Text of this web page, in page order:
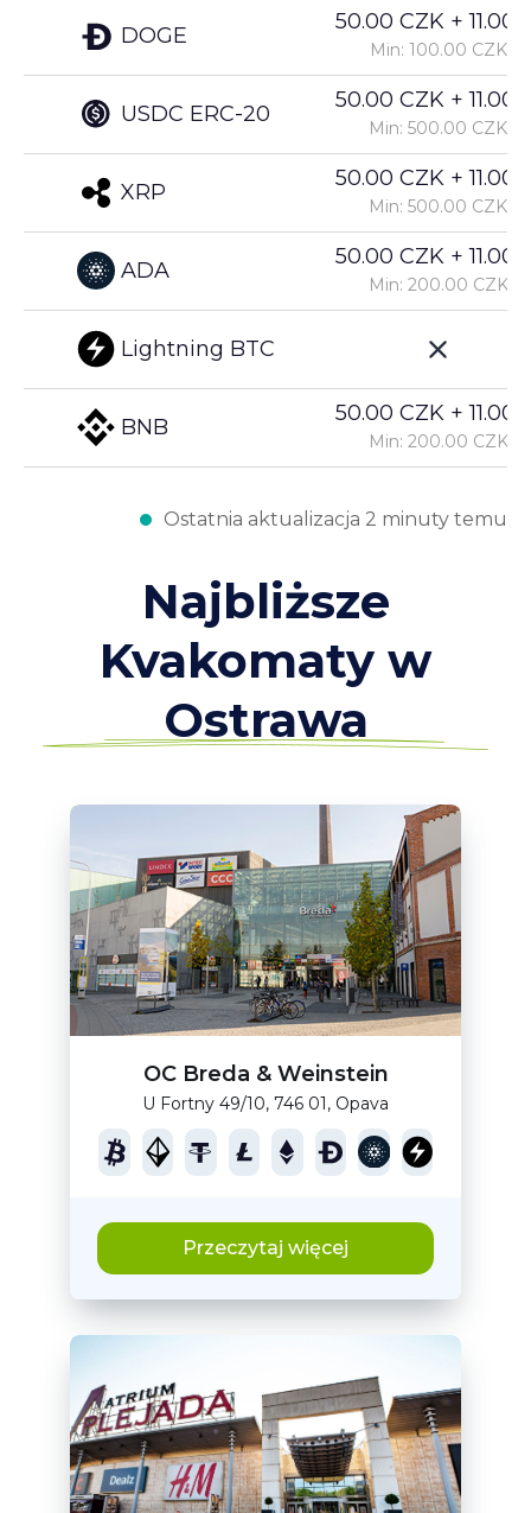
DOGE
USDC ERC-20
XRP
ADA
Lightning BTC
BNB
50.00 CZK +
Min: 100.00 CZK
50.00 CZK +
Min: 500.00 CZK
50.00 CZK +
Min: 500.00 CZK
50.00 CZK +
Min: 200.00 CZK
50.00 CZK +
Min: 200.00 CZK
Ostatnia aktualizacja 2 minuty temu
Najbliższe
Kvakomaty w
Ostrawa
OC Breda & Weinstein
U Fortny 49/10, 746 01, Opava
Przeczytaj więcej